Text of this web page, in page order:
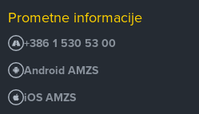
Prometne informacije
+386 1 530 53 00
Android AMZS
iOS AMZS